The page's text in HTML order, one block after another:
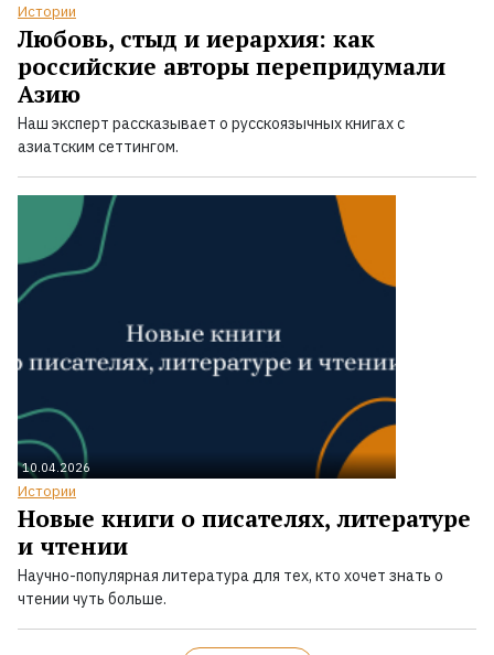
Истории
Любовь, стыд и иерархия: как
российские авторы перепридумали
Азию
Наш эксперт рассказывает о русскоязычных книгах с
азиатским сеттингом.
10.04.2026
Истории
Новые книги о писателях, литературе
и чтении
Научно-популярная литература для тех, кто хочет знать о
чтении чуть больше.